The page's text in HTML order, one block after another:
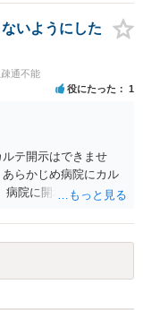
いようにした
通不能
役にたった 1
テ開示はできませ
らかじめ病院にカル
病院に開示しないよう
どうかなという感じ